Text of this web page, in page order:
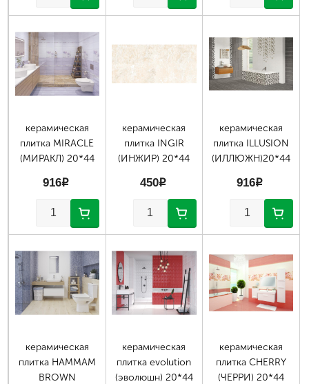
керамическая
плитка MIRACLE
(МИРАКЛ) 20*44
916p
керамическая
плитка INGIR
(ИНЖИР) 20*44
450p
керамическая
плитка ILLUSION
(ИЛЛЮЖН)20*44
916p
керамическая
плитка HAMMAM
BROWN
керамическая
плитка evolution
(эволюшн) 20*44
керамическая
плитка CHERRY
(ЧЕРРИ) 20*44